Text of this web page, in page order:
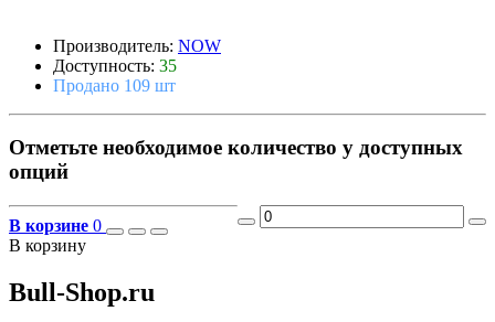
Производитель: NOW
Доступность: 35
Продано 109 шт
Отметьте необходимое количество у доступных
опций
В корзине 0
В корзину
Bull-Shop.ru